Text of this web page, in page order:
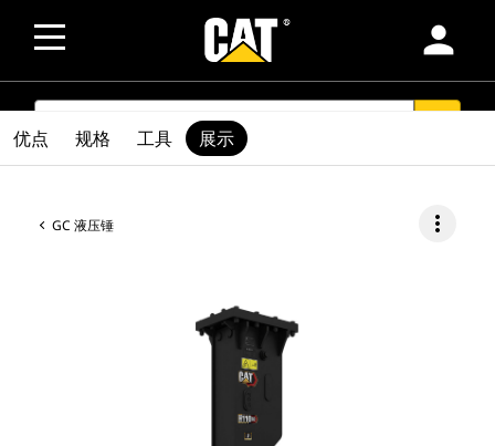
person
SEARCH
GC 液压锤 more_vert
优点 规格 工具 展示